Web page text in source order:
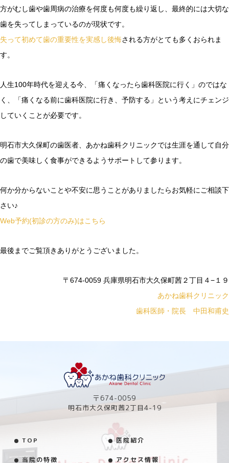
方がむし歯や歯周病の治療を何度も何度も繰り返し、最終的には大切な
歯を失ってしまっているのが現状です。
失って初めて歯の重要性を実感し後悔される方がとても多くおられま
す。
人生100年時代を迎える今、「痛くなったら歯科医院に行く」のではな
く、「痛くなる前に歯科医院に行き、予防する」という考えにチェンジ
していくことが必要です。
明石市大久保町の歯医者、あかね歯科クリニックでは生涯を通して自分
の歯で美味しく食事ができるようサポートして参ります。
何か分からないことや不安に思うことがありましたらお気軽にご相談下
さい♪
Web予約(初診の方のみ)はこちら
最後までご覧頂きありがとうございました。
〒674-0059 兵庫県明石市大久保町茜２丁目４−１９
あかね歯科クリニック
歯科医師・院長 中田和甫史
〒674-0059
明石市大久保町茜2丁目4-19
TOP 医院紹介
当院の特徴 アクセス情報